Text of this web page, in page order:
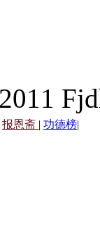
报恩斋 | 功德榜|